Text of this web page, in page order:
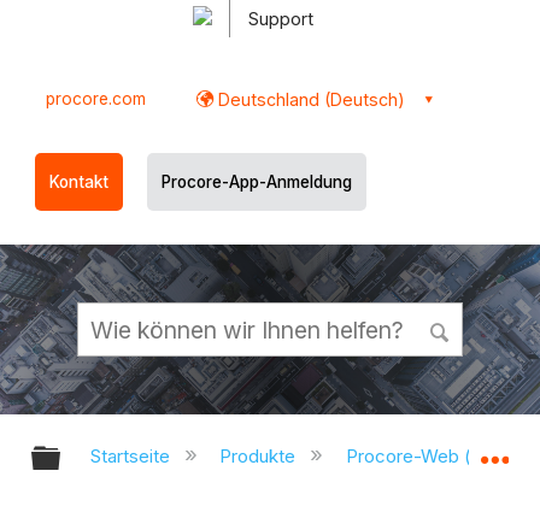
Support
procore.com Deutschland (Deutsch)
Kontakt Procore-App-Anmeldung
Globale Hierarchie auf- und
Startseite Produkte Procore-Web